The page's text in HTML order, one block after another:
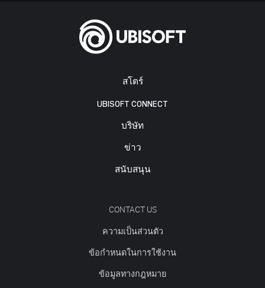
สโตร์
UBISOFT CONNECT
บริษัท
ข่าว
สนับสนุน
CONTACT US
ความเป็นส่วนตัว
ข้อกำหนดในการใช้งาน
ข้อมูลทางกฎหมาย